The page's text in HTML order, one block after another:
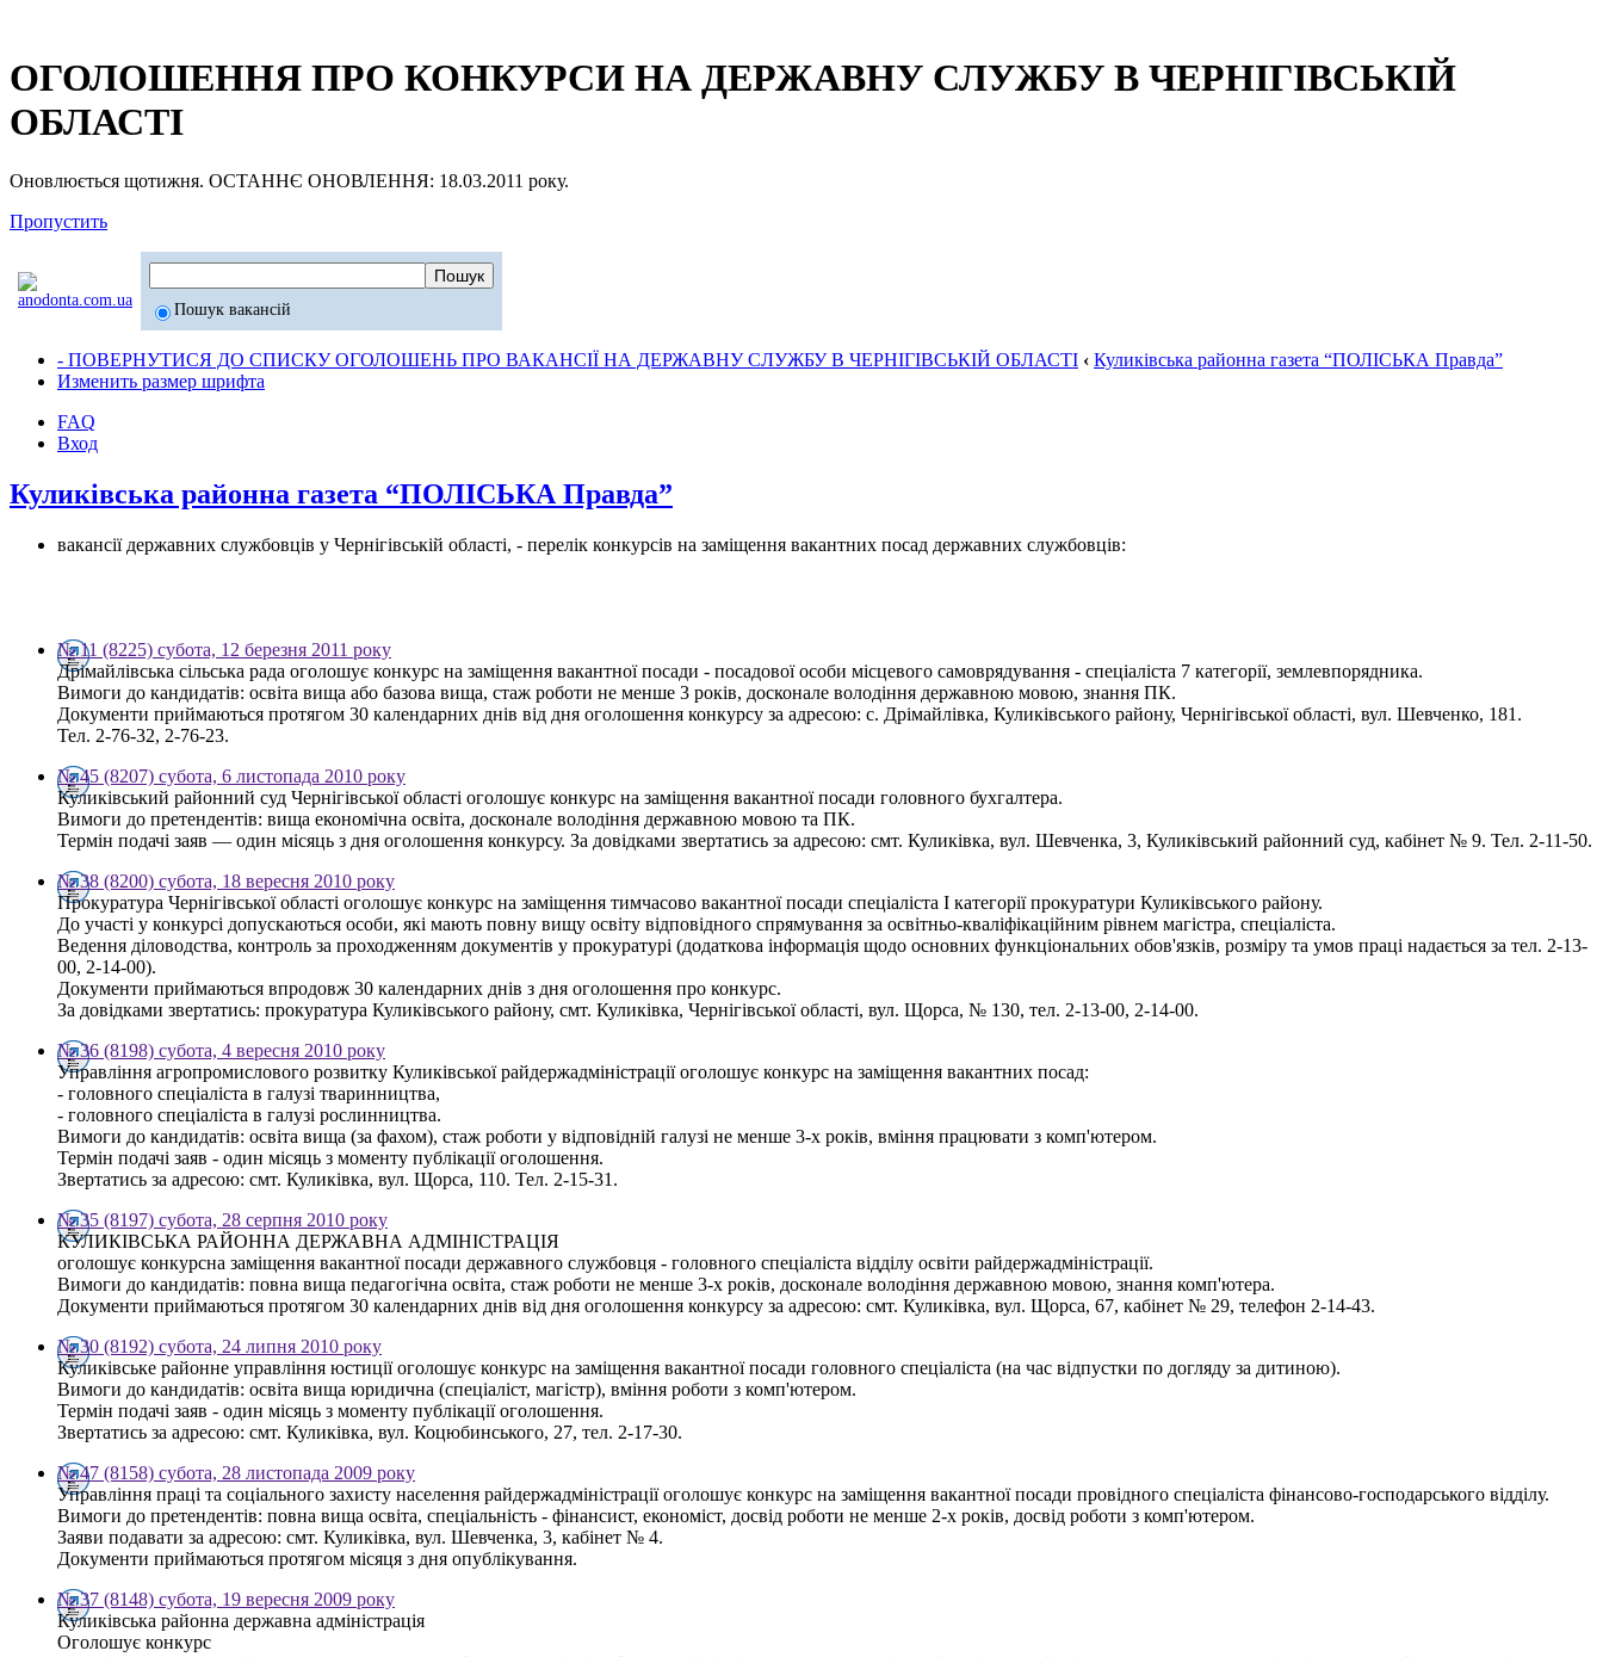
ОГОЛОШЕННЯ ПРО КОНКУРСИ НА ДЕРЖАВНУ СЛУЖБУ В ЧЕРНІГІВСЬКІЙ
ОБЛАСТІ
Оновлюється щотижня. ОСТАННЄ ОНОВЛЕННЯ: 18.03.2011 року.
Пропустить
Пошук вакансій
- ПОВЕРНУТИСЯ ДО СПИСКУ ОГОЛОШЕНЬ ПРО ВАКАНСІЇ НА ДЕРЖАВНУ СЛУЖБУ В ЧЕРНІГІВСЬКІЙ ОБЛАСТІ ‹ Куликівська районна газета “ПОЛІСЬКА Правда”
Изменить размер шрифта
FAQ
Вход
Куликівська районна газета “ПОЛІСЬКА Правда”
вакансії державних службовців у Чернігівській області, - перелік конкурсів на заміщення вакантних посад державних службовців:
№ 11 (8225) субота, 12 березня 2011 року
Дрімайлівська сільська рада оголошує конкурс на заміщення вакантної посади - посадової особи місцевого самоврядування - спеціаліста 7 категорії, землевпорядника.
Вимоги до кандидатів: освіта вища або базова вища, стаж роботи не менше 3 років, досконале володіння державною мовою, знання ПК.
Документи приймаються протягом 30 календарних днів від дня оголошення конкурсу за адресою: с. Дрімайлівка, Куликівського району, Чернігівської області, вул. Шевченко, 181.
Тел. 2-76-32, 2-76-23.
№ 45 (8207) субота, 6 листопада 2010 року
Куликівський районний суд Чернігівської області оголошує конкурс на заміщення вакантної посади головного бухгалтера.
Вимоги до претендентів: вища економічна освіта, досконале володіння державною мовою та ПК.
Термін подачі заяв — один місяць з дня оголошення конкурсу. За довідками звертатись за адресою: смт. Куликівка, вул. Шевченка, 3, Куликівський районний суд, кабінет № 9. Тел. 2-11-50.
№ 38 (8200) субота, 18 вересня 2010 року
Прокуратура Чернігівської області оголошує конкурс на заміщення тимчасово вакантної посади спеціаліста І категорії прокуратури Куликівського району.
До участі у конкурсі допускаються особи, які мають повну вищу освіту відповідного спрямування за освітньо-кваліфікаційним рівнем магістра, спеціаліста.
Ведення діловодства, контроль за проходженням документів у прокуратурі (додаткова інформація щодо основних функціональних обов'язків, розміру та умов праці надається за тел. 2-13-
00, 2-14-00).
Документи приймаються впродовж 30 календарних днів з дня оголошення про конкурс.
За довідками звертатись: прокуратура Куликівського району, смт. Куликівка, Чернігівської області, вул. Щорса, № 130, тел. 2-13-00, 2-14-00.
№ 36 (8198) субота, 4 вересня 2010 року
Управління агропромислового розвитку Куликівської райдержадміністрації оголошує конкурс на заміщення вакантних посад:
- головного спеціаліста в галузі тваринництва,
- головного спеціаліста в галузі рослинництва.
Вимоги до кандидатів: освіта вища (за фахом), стаж роботи у відповідній галузі не менше 3-х років, вміння працювати з комп'ютером.
Термін подачі заяв - один місяць з моменту публікації оголошення.
Звертатись за адресою: смт. Куликівка, вул. Щорса, 110. Тел. 2-15-31.
№ 35 (8197) субота, 28 серпня 2010 року
КУЛИКІВСЬКА РАЙОННА ДЕРЖАВНА АДМІНІСТРАЦІЯ
оголошує конкурсна заміщення вакантної посади державного службовця - головного спеціаліста відділу освіти райдержадміністрації.
Вимоги до кандидатів: повна вища педагогічна освіта, стаж роботи не менше 3-х років, досконале володіння державною мовою, знання комп'ютера.
Документи приймаються протягом 30 календарних днів від дня оголошення конкурсу за адресою: смт. Куликівка, вул. Щорса, 67, кабінет № 29, телефон 2-14-43.
№ 30 (8192) субота, 24 липня 2010 року
Куликівське районне управління юстиції оголошує конкурс на заміщення вакантної посади головного спеціаліста (на час відпустки по догляду за дитиною).
Вимоги до кандидатів: освіта вища юридична (спеціаліст, магістр), вміння роботи з комп'ютером.
Термін подачі заяв - один місяць з моменту публікації оголошення.
Звертатись за адресою: смт. Куликівка, вул. Коцюбинського, 27, тел. 2-17-30.
№ 47 (8158) субота, 28 листопада 2009 року
Управління праці та соціального захисту населення райдержадміністрації оголошує конкурс на заміщення вакантної посади провідного спеціаліста фінансово-господарського відділу.
Вимоги до претендентів: повна вища освіта, спеціальність - фінансист, економіст, досвід роботи не менше 2-х років, досвід роботи з комп'ютером.
Заяви подавати за адресою: смт. Куликівка, вул. Шевченка, 3, кабінет № 4.
Документи приймаються протягом місяця з дня опублікування.
№ 37 (8148) субота, 19 вересня 2009 року
Куликівська районна державна адміністрація
Оголошує конкурс